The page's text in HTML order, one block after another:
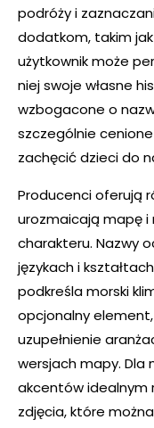
podróży i
dodatkom, takim
użytkownik może
niej swoje własne
wzbogacone o
szczególnie
zachęcić dzieci do
Producenci oferują
urozmaicają mapę i
charakteru. Nazwy
językach i
podkreśla morski
opcjonalny
uzupełnienie
wersjach mapy. Dla
akcentów idealnym
zdjęcia, które